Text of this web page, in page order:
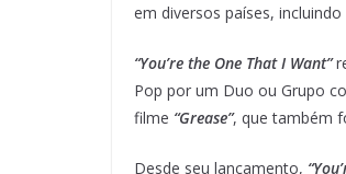
em diversos países,
“You’re the One That I Want”
Pop por um Duo ou Grupo
filme “Grease”, que também
Desde seu lançamento,